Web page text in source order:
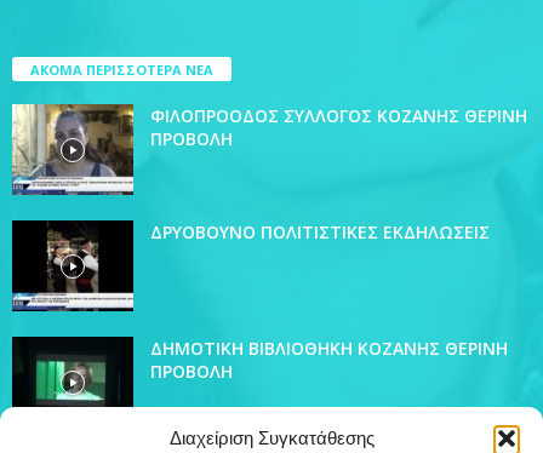
Διαχείριση Συγκατάθεσης
ΑΚΟΜΑ ΠΕΡΙΣΣΟΤΕΡΑ ΝΕΑ
ΦΙΛΟΠΡΟΟΔΟΣ ΣΥΛΛΟΓΟΣ ΚΟΖΑΝΗΣ ΘΕΡΙΝΗ
ΠΡΟΒΟΛΗ
ΔΡΥΟΒΟΥΝΟ ΠΟΛΙΤΙΣΤΙΚΕΣ ΕΚΔΗΛΩΣΕΙΣ
ΔΗΜΟΤΙΚΗ ΒΙΒΛΙΟΘΗΚΗ ΚΟΖΑΝΗΣ ΘΕΡΙΝΗ
ΠΡΟΒΟΛΗ